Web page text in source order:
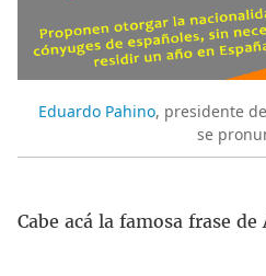
Eduardo Pahino, presidente
se
Cabe acá la famosa frase